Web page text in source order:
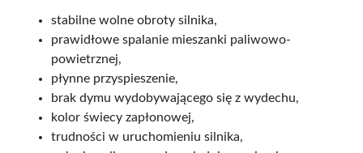
stabilne wolne obroty silnika,
prawidłowe spalanie mieszanki paliwowo-
powietrznej,
płynne przyspieszenie,
brak dymu wydobywającego się z wydechu,
kolor świecy zapłonowej,
trudności w uruchomieniu silnika,